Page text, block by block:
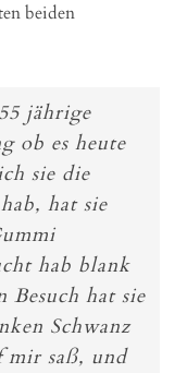
beiden
jährige
ob es heute
sie die
hat sie
hab blank
Besuch hat sie
Schwanz
mir saß, und